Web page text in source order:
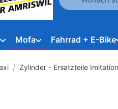
Mofa Fahrrad + E-Bike
Zylinder - Ersatzteile